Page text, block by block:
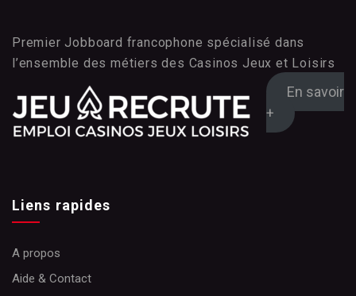
Premier Jobboard francophone spécialisé dans
l’ensemble des métiers des Casinos Jeux et Loisirs
En savoir
+
Liens rapides
A propos
Aide & Contact